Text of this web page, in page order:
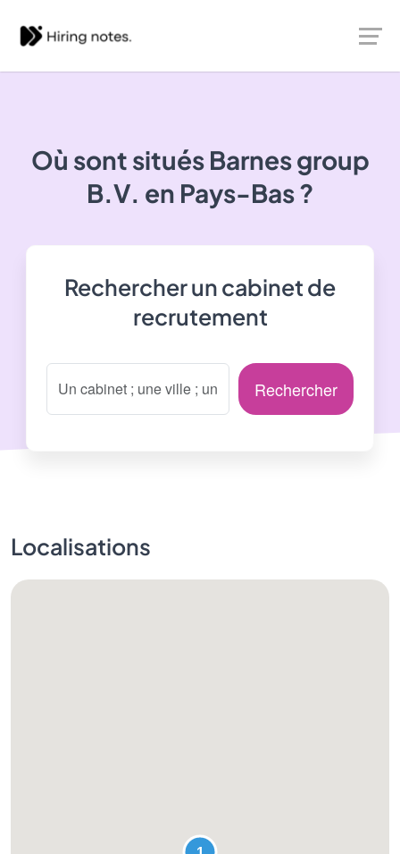
Où sont situés Barnes group
B.V. en Pays-Bas ?
Rechercher un cabinet de
recrutement
Rechercher
Localisations